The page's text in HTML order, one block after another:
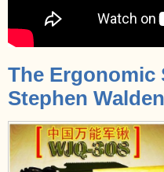
The Ergonomic
Stephen